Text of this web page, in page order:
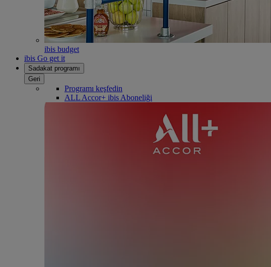
ibis budget
ibis Go get it
Sadakat programı
Geri
Programı keşfedin
ALL Accor+ ibis Aboneliği